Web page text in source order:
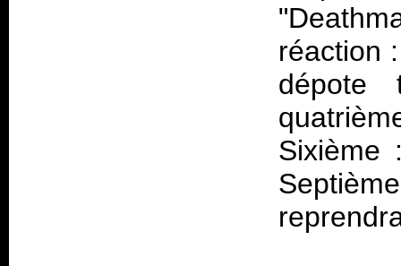
réaction
dépote
Sixième